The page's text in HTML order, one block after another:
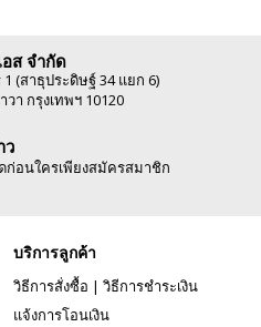
ส จำกัด
(สาธุประดิษฐ์ 34 แยก 6)
า กรุงเทพฯ 10120
ว
อนใครเพียงสมัครสมาชิก
บริการลูกค้า
วิธีการสั่งซื้อ | วิธีการชำระเงิน
แจ้งการโอนเงิน